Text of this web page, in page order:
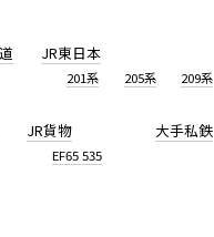
JR東日本
201系 205系 209系
JR貨物
EF65 535
大手私鉄